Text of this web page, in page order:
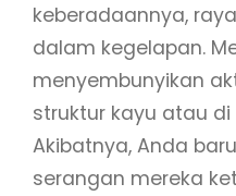
keberadaannya,
dalam kegelapan.
menyembunyikan
struktur kayu atau di
Akibatnya, Anda
serangan mereka